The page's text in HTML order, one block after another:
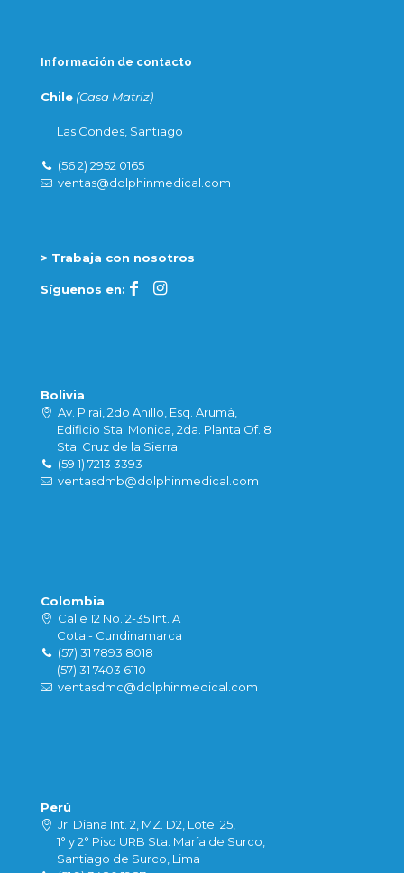
Información de contacto
Chile (Casa Matriz)
Las Condes, Santiago
(56 2) 2952 0165
ventas@dolphinmedical.com
> Trabaja con nosotros
Síguenos en:
Bolivia
Av. Piraí, 2do Anillo, Esq. Arumá,
Edificio Sta. Monica, 2da. Planta Of. 8
Sta. Cruz de la Sierra.
(59 1) 7213 3393
ventasdmb@dolphinmedical.com
Colombia
Calle 12 No. 2-35 Int. A
Cota - Cundinamarca
(57) 31 7893 8018
(57) 31 7403 6110
ventasdmc@dolphinmedical.com
Perú
Jr. Diana Int. 2, MZ. D2, Lote. 25,
1° y 2° Piso URB Sta. María de Surco,
Santiago de Surco, Lima